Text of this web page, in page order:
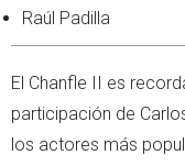
Raúl Padilla
El Chanfle II es
participación de
los actores más